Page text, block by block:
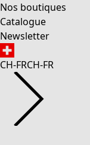
Nos boutiques
Catalogue
Newsletter
CH-FRCH-FR